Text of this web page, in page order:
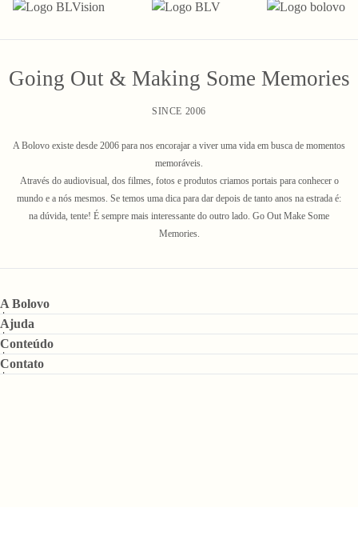
Going Out & Making Some Memories
SINCE 2006
A Bolovo existe desde 2006 para nos encorajar a viver uma vida em busca de momentos
memoráveis.
Através do audiovisual, dos filmes, fotos e produtos criamos portais para conhecer o
mundo e a nós mesmos. Se temos uma dica para dar depois de tanto anos na estrada é:
na dúvida, tente! É sempre mais interessante do outro lado. Go Out Make Some
Memories.
A Bolovo
Ajuda
Conteúdo
Contato